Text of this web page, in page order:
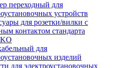
переходный для
устройств
для розетки/вилки с
контактом стандарта
для
изделий
для электроустановочных